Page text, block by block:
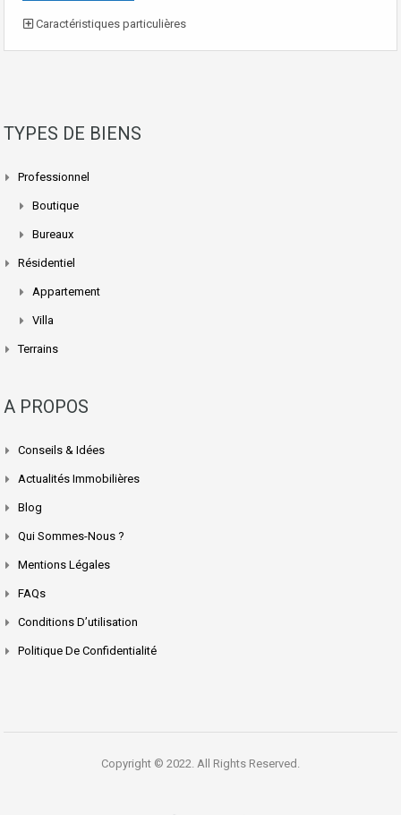
Caractéristiques particulières
TYPES DE BIENS
Professionnel
Boutique
Bureaux
Résidentiel
Appartement
Villa
Terrains
A PROPOS
Conseils & Idées
Actualités Immobilières
Blog
Qui Sommes-Nous ?
Mentions Légales
FAQs
Conditions D’utilisation
Politique De Confidentialité
Copyright © 2022. All Rights Reserved.